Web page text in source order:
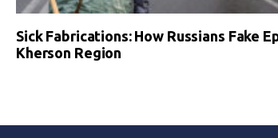
Sick Fabrications: How Russians Fake
Kherson Region